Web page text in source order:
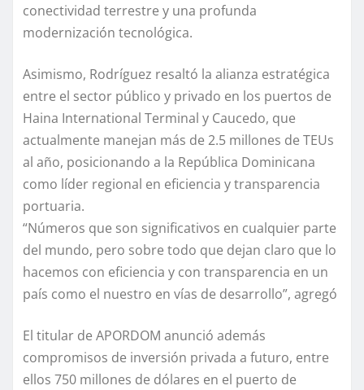
conectividad terrestre y una profunda
modernización tecnológica.
Asimismo, Rodríguez resaltó la alianza estratégica
entre el sector público y privado en los puertos de
Haina International Terminal y Caucedo, que
actualmente manejan más de 2.5 millones de TEUs
al año, posicionando a la República Dominicana
como líder regional en eficiencia y transparencia
portuaria.
“Números que son significativos en cualquier parte
del mundo, pero sobre todo que dejan claro que lo
hacemos con eficiencia y con transparencia en un
país como el nuestro en vías de desarrollo”, agregó
El titular de APORDOM anunció además
compromisos de inversión privada a futuro, entre
ellos 750 millones de dólares en el puerto de